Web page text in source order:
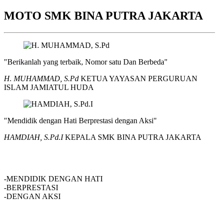
MOTO SMK BINA PUTRA JAKARTA
"Berikanlah yang terbaik, Nomor satu Dan Berbeda"
H. MUHAMMAD, S.Pd KETUA YAYASAN PERGURUAN
ISLAM JAMIATUL HUDA
"Mendidik dengan Hati Berprestasi dengan Aksi"
HAMDIAH, S.Pd.IKEPALA SMK BINA PUTRA JAKARTA
-MENDIDIK DENGAN HATI
-BERPRESTASI
-DENGAN AKSI